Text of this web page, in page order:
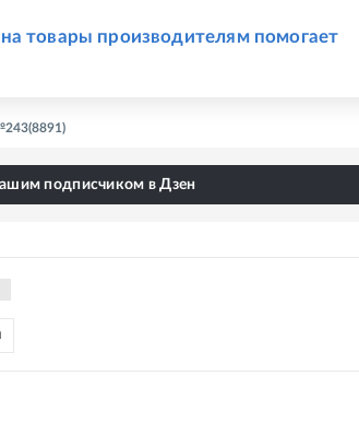
товары производителям помогает
подписчиком в Дзен